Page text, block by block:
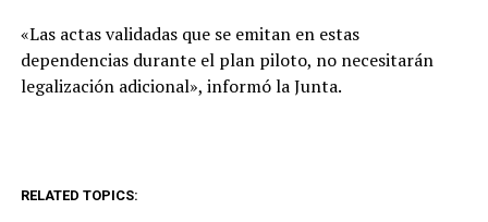
«Las actas validadas que se emitan en estas
dependencias durante el plan piloto, no necesitarán
legalización adicional», informó la Junta.
RELATED TOPICS: